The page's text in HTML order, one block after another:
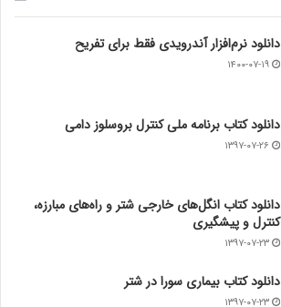
دانلود نرم‌افزار آندرویدی فقط برای تفریح
۱۴۰۰-۰۷-۱۹
دانلود کتاب برنامه ملی کنترل بروسلوز دامی
۱۳۹۷-۰۷-۲۶
دانلود کتاب انگل‌های خارجی شتر و راه‌های مبارزه،
کنترل و پیشگیری
۱۳۹۷-۰۷-۲۳
دانلود کتاب بیماری سورا در شتر
۱۳۹۷-۰۷-۲۳